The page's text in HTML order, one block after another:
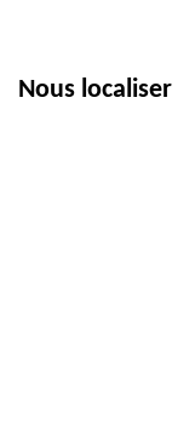
Nous localiser